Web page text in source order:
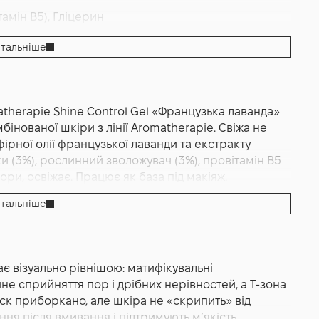
B5), Гліцерин
"Французська лаванда" Acadèmie Aromathérapie
Shine Control Gel «Французька лаванда»
шкіри з лінії Aromatherapie. Свіжа не
олії французької лаванди та екстракту
(3%), рослинний зволожувач (3%), провітамін B5
освіжає. Працює як база під макіяж.
до макіяжу. За задумом виробника, формула
стримування блиску, матифікувальні
фінішу та зволожувальні агенти, що
рівнішою: матифікувальні
сприйняття пор і дрібних нерівностей, а Т-зона
приборкано, але шкіра не «скрипить» від